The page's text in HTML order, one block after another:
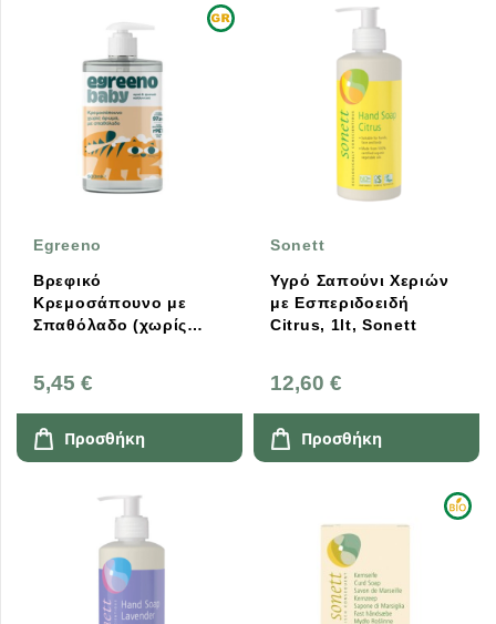
Egreeno
Βρεφικό
Κρεμοσάπουνο με
Σπαθόλαδο (χωρίς
5,45 €
Προσθήκη
Sonett
Υγρό Σαπούνι Χεριών
με Εσπεριδοειδή
Citrus, 1lt, Sonett
12,60 €
Προσθήκη